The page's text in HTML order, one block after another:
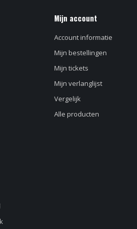
Mijn account
Account informatie
Mijn bestellingen
Mijn tickets
Mijn verlanglijst
Vergelijk
Alle producten